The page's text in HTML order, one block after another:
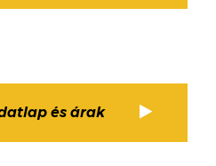
és árak